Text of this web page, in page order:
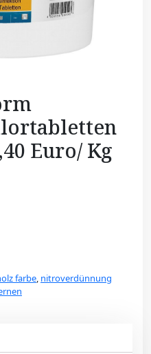
Euro/ Kg
farbe, nitroverdünnung